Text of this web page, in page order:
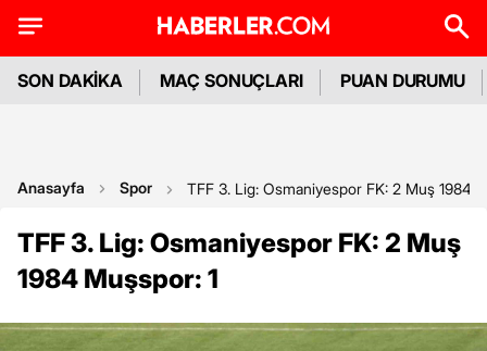
SON DAKİKA MAÇ SONUÇLARI PUAN DURUMU
Anasayfa Spor TFF 3. Lig: Osmaniyespor FK: 2 Muş 1984
TFF 3. Lig: Osmaniyespor FK: 2 Muş
1984 Muşspor: 1